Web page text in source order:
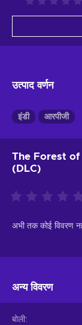
उत्पाद वर्णन
इंडी आरपीजी
The Forest
(DLC)
अभी तक कोई विवरण
अन्य विवरण
बोली